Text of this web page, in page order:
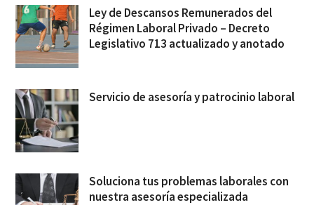
Ley de Descansos Remunerados del
Régimen Laboral Privado – Decreto
Legislativo 713 actualizado y anotado
Servicio de asesoría y patrocinio laboral
Soluciona tus problemas laborales con
nuestra asesoría especializada